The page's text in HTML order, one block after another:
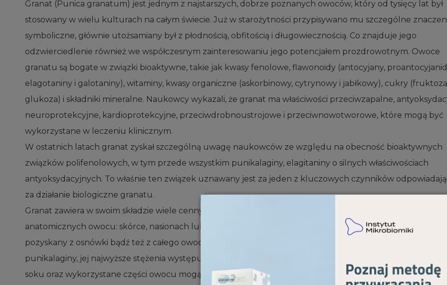
Granat (Punica granatum) jest jednym z najstarszych, dobrze poznanych owoców, który od tysięcy lat był
stosowany w wielu kulturach na całym świecie. Już w starożytności przypisywano mu szczególne
symboliczne, głównie utożsamiany był z płodnością, obfitością i długowiecznością. Co znajduje jego
odzwierciedlenie również we współczesnym zainteresowaniu jego potencjałem prozdrowotnym. Owoce
granatu są bogate w związki bioaktywne, takie jak kwasy fenolowe, flawonoidy (antocyjany,
elagotaniny i galotaniny), witaminy, kwasy organiczne (askorbinowy, cytrynowy i jabłkowy), cukry
glukoza) i składniki mineralne. Naukowcy wykazali, że granat ma właściwości przeciwzapalne,
neuroprotekcyjne, kardioprotekcyjne, przeciwdrobnoustrojowe i przeciwnowotworowe, które mogą być
wykorzystane w leczeniu klinicznym.
W ostatnich latach granat zyskał szczególną uwagę naukowców ze względu na obecność bioaktywnych
związków polifenolowych, w tym przede wszystkim punikalaginy, elagitaniny o silnych właściwościach
antyoksydacyjnych. To właśnie ten związek uznawany jest za jeden z kluczowych czynników
za działanie biologiczne granatu.
Granat zawiera w swoim składzie wiele cennych związków, które znajdują się w różnych częściach
anatomicznych owocu: skórce, nasionach lub osnówce. Istotnym składnikiem owocu jest sok, który może
pozyskany z osnówki bądź też z całego owocu. Ma to szczególne znaczenie w kontekście zawartości
punikalaginy, jej najwyższe stężenia występują w skórce i osnówce owocu. W związku z tym sposób
soku oraz wykorzystane części owocu mogą istotnie wpływać nie tylko na ogólny skład chemiczny i